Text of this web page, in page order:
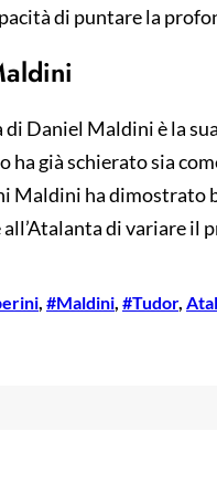
di puntare la
Daniel Maldini è la
ha già schierato sia
Maldini ha
di variare
, #Maldini, #Tudor,